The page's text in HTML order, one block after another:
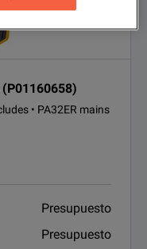
• PA32ER mains
Presupuesto
Presupuesto